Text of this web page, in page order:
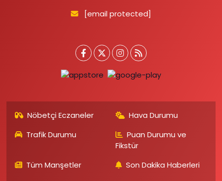
[email protected]
Nöbetçi Eczaneler
Hava Durumu
Trafik Durumu
Puan Durumu ve
Fikstür
Tüm Manşetler
Son Dakika Haberleri